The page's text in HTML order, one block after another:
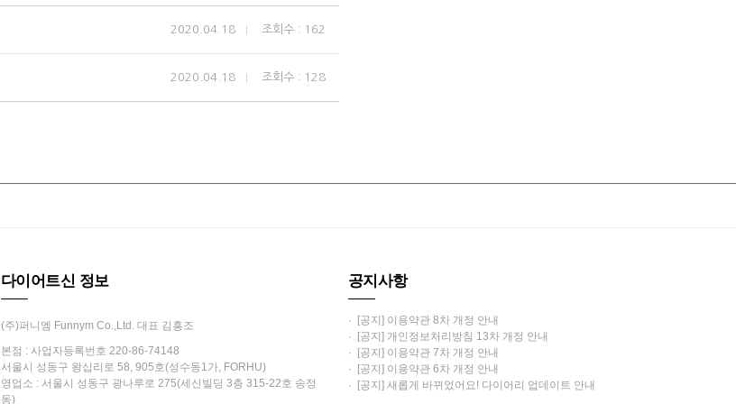
2020.04.18 조회수 : 162
2020.04.18 조회수 : 128
다이어트신 정보
(주)퍼니엠 Funnym Co.,Ltd. 대표 김흥조
본점 : 사업자등록번호 220-86-74148
서울시 성동구 왕십리로 58, 905호(성수동1가, FORHU)
영업소 : 서울시 성동구 광나루로 275(세신빌딩 3층 315-22호 송정
동)
공지사항
· [공지] 이용약관 8차 개정 안내
· [공지] 개인정보처리방침 13차 개정 안내
· [공지] 이용약관 7차 개정 안내
· [공지] 이용약관 6차 개정 안내
· [공지] 새롭게 바뀌었어요! 다이어리 업데이트 안내